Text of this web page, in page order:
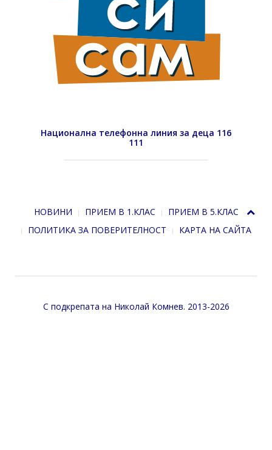
Национална телефонна линия за деца 116
111
НОВИНИ ПРИЕМ В 1.КЛАС
ПРИЕМ В 5.КЛАС
ПОЛИТИКА ЗА ПОВЕРИТЕЛНОСТ
КАРТА НА САЙТА
С подкрепата на Николай Комнев. 2013-2026